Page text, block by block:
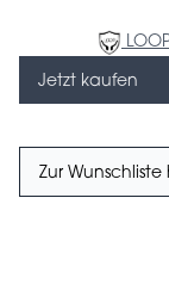
Jetzt kaufen
Zur